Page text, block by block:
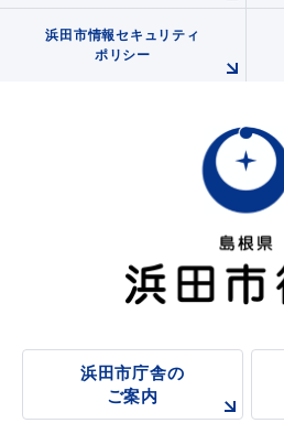
移住・出会い応援（は
浜田市庁舎の
ご案内
浜田市情報セキュリティ
ポリシー
浜田市庁舎の
ご案内